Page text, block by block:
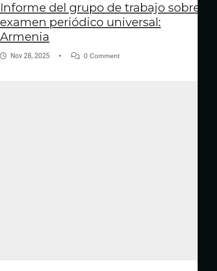
Informe del grupo de trabajo sobre
examen periódico universal:
Armenia
Nov 28, 2025 0 Comment